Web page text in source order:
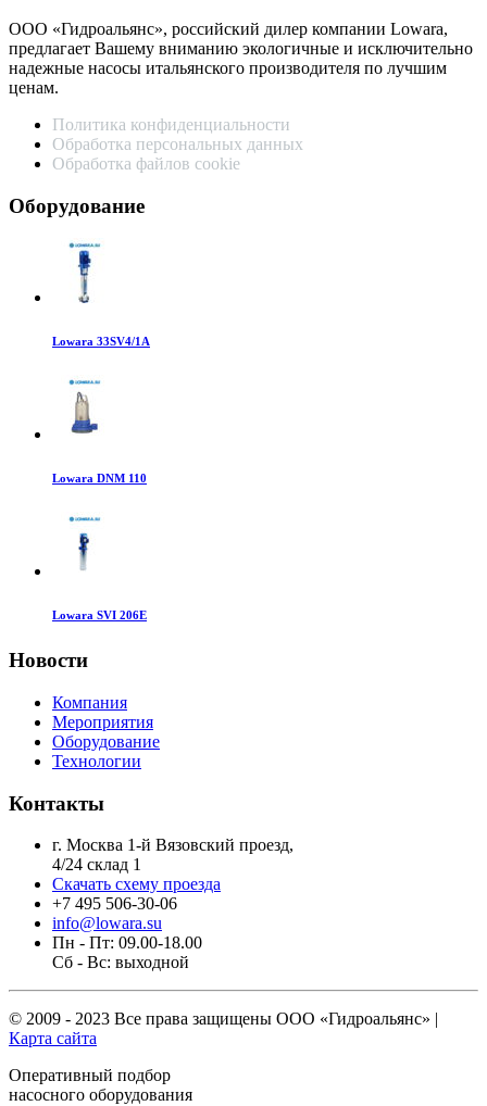
ООО «Гидроальянс», российский дилер компании Lowara,
предлагает Вашему вниманию экологичные и исключительно
надежные насосы итальянского производителя по лучшим
ценам.
Политика конфиденциальности
Обработка персональных данных
Обработка файлов cookie
Оборудование
Lowara 33SV4/1A
Lowara DNM 110
Lowara SVI 206E
Новости
Компания
Мероприятия
Оборудование
Технологии
Контакты
г. Москва 1-й Вязовский проезд,
4/24 склад 1
Скачать схему проезда
+7 495 506-30-06
info@lowara.su
Пн - Пт: 09.00-18.00
Сб - Вс: выходной
© 2009 - 2023 Все права защищены ООО «Гидроальянс» |
Карта сайта
Оперативный подбор
насосного оборудования